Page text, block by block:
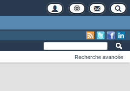
Recherche avancée